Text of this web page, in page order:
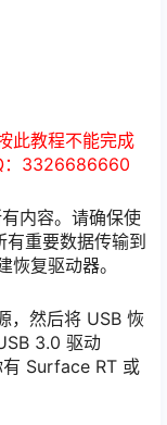
此教程不能完成
：3326686660
内容。请确保使
重要数据传输到
复驱动器。
，然后将 USB 恢
3.0 驱动
Surface RT 或